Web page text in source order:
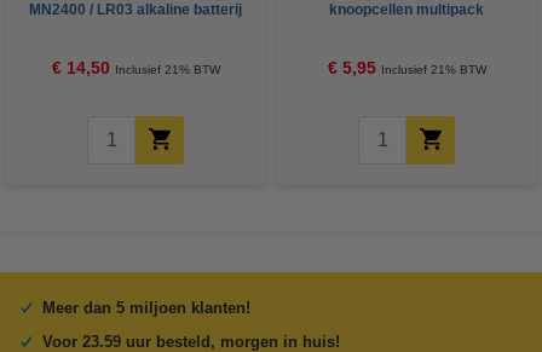
MN2400 / LR03 alkaline batterij
€ 14,50 Inclusief 21% BTW
knoopcellen multipack
€ 5,95 Inclusief 21% BTW
Meer dan 5 miljoen klanten!
Voor 23.59 uur besteld, morgen in huis!